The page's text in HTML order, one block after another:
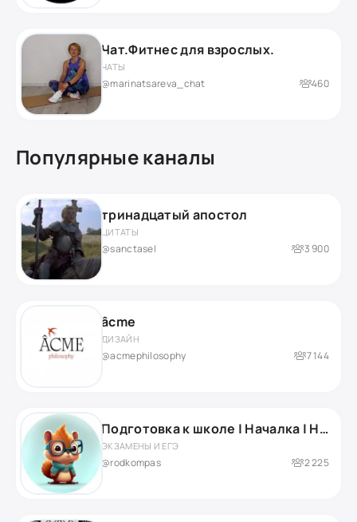
Чат.Фитнес для взрослых.
ЧАТЫ
@marinatsareva_chat 460
Популярные каналы
тринадцатый апостол
ЦИТАТЫ
@sanctasel 3 900
âcme
ДИЗАЙН
@acmephilosophy 7 144
Подготовка к школе | Началка | Нейропсихолог
ЭКЗАМЕНЫ И ЕГЭ
@rodkompas 2 225